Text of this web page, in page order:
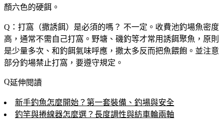
顏六色的硬餌。
Q：打窩（撒誘餌）是必須的嗎？ 不一定。收費池釣場魚密度
高，通常不需自己打窩。野塘、磯釣等才常用誘餌聚魚，原則
是少量多次、和釣餌氣味呼應，撒太多反而把魚餵飽。並注意
部分釣場禁止打窩，要遵守規定。
延伸閱讀
新手釣魚怎麼開始？第一套裝備、釣場與安全
釣竿與捲線器怎麼選？長度調性與紡車輪兩軸